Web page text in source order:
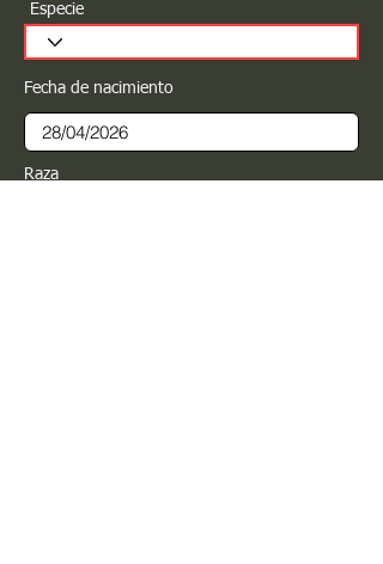
Especie
Fecha de nacimiento
Raza